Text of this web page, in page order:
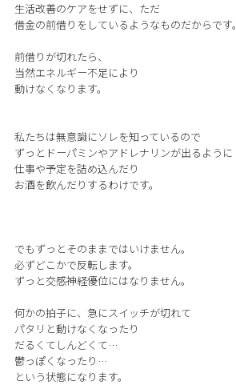
生活改善のケアをせずに、ただ
借金の前借りをしているようなものだからです。
前借りが切れたら、
当然エネルギー不足により
動けなくなります。
私たちは無意識にソレを知っているので
ずっとドーパミンやアドレナリンが出るように
仕事や予定を詰め込んだり
お酒を飲んだりするわけです。
でもずっとそのままではいけません。
必ずどこかで反転します。
ずっと交感神経優位にはなりません。
何かの拍子に、急にスイッチが切れて
パタリと動けなくなったり
だるくてしんどくて…
鬱っぽくなったり…
という状態になります。